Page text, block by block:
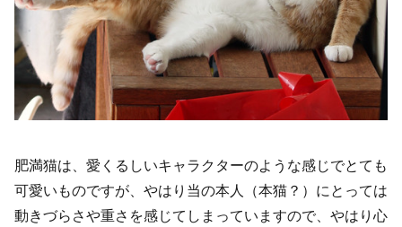
肥満猫は、愛くるしいキャラクターのような感じでとても
可愛いものですが、やはり当の本人（本猫？）にとっては
動きづらさや重さを感じてしまっていますので、やはり心